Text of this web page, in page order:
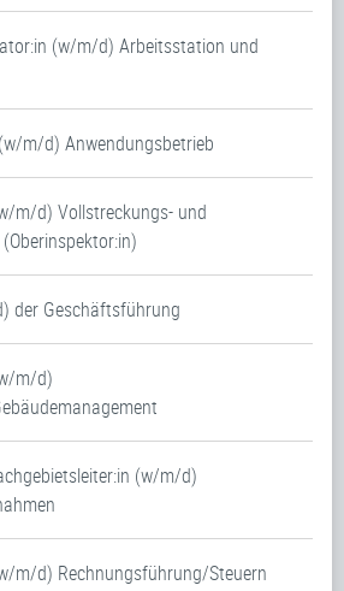
(w/m/d) Arbeitsstation und
m/d) Anwendungsbetrieb
m/d) Vollstreckungs- und
der Geschäftsführung
m/d)
(w/m/d)
m/d) Rechnungsführung/Steuern